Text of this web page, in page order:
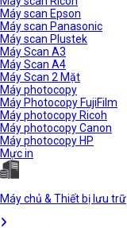
Máy scan Epson
Máy scan Panasonic
Máy scan Plustek
Máy Scan A3
Máy Scan A4
Máy Scan 2 Mặt
Máy photocopy
Máy Photocopy FujiFilm
Máy photocopy Ricoh
Máy photocopy Canon
Máy photocopy HP
Mực in
Máy chủ & Thiết bị lưu trữ